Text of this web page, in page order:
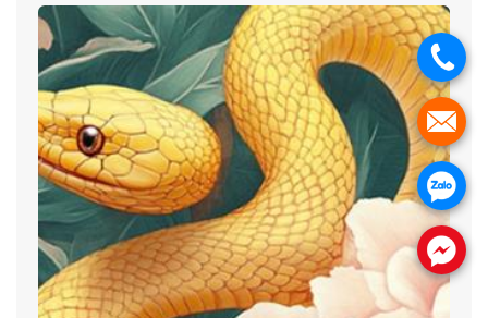
.
.
.
.